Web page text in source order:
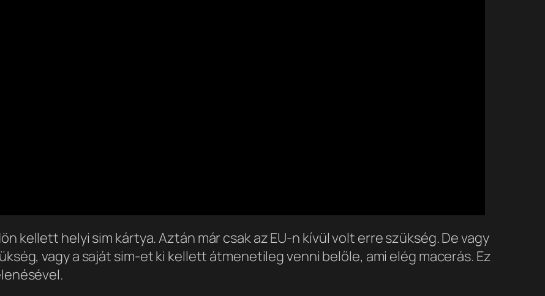
kellett helyi sim kártya. Aztán már csak az EU-n kívül volt erre szükség. De vagy
vagy a saját sim-et ki kellett átmenetileg venni belőle, ami elég macerás. Ez